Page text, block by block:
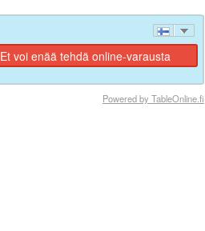
Et voi enää tehdä online-varausta
Powered by TableOnline.fi